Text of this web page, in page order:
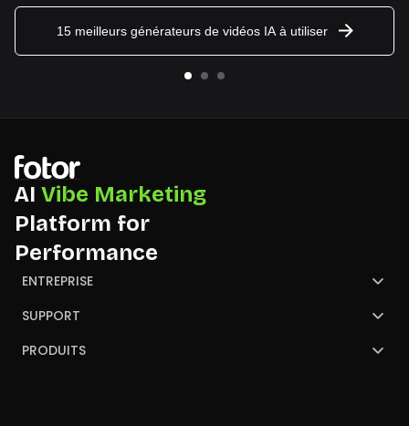
15 meilleurs générateurs de vidéos IA à utiliser
AI Vibe Marketing
Platform for
Performance
ENTREPRISE
À propos de Fotor
Nous contacter
SUPPORT
Centre de Support
PRODUITS